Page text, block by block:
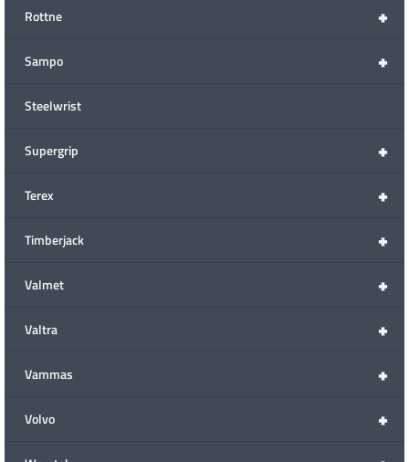
+
Rottne
+
Sampo
Steelwrist
+
Supergrip
+
Terex
+
Timberjack
+
Valmet
+
Valtra
+
Vammas
+
Volvo